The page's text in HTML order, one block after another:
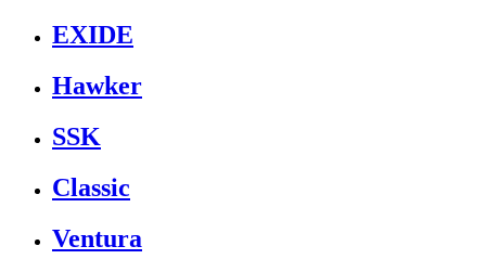
EXIDE
Hawker
SSK
Classic
Ventura